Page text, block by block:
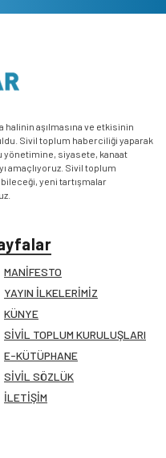
aşılmasına ve etkisinin
Sivil toplum haberciliği yaparak
siyasete, kanaat
amaçlıyoruz. Sivil toplum
yeni tartışmalar
MANİFESTO
YAYIN İLKELERİMİZ
KÜNYE
SİVİL TOPLUM KURULUŞLARI
E-KÜTÜPHANE
SİVİL SÖZLÜK
İLETİŞİM